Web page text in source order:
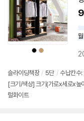
상
품
상
품
월
슬라이딩책장 / 5단 / 수납칸수
[크기/색상] 크기(가로x세로x
럴화이트